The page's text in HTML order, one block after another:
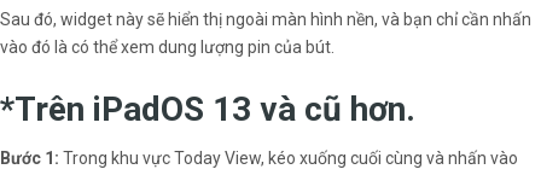
Sau đó, widget này sẽ hiển thị ngoài màn hình nền, và bạn chỉ cần nhấn
vào đó là có thể xem dung lượng pin của bút.
*Trên iPadOS 13 và cũ hơn.
Bước 1: Trong khu vực Today View, kéo xuống cuối cùng và nhấn vào